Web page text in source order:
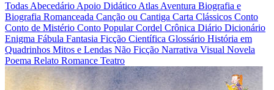
TodasAbecedárioApoio DidáticoAtlasAventura Biografia e
Biografia Romanceada Canção ou Cantiga Carta Clássicos Conto
Conto de Mistério Conto PopularCordel Crônica Diário Dicionário
Enigma Fábula Fantasia Ficção Científica Glossário História em
Quadrinhos Mitos e Lendas Não Ficção Narrativa Visual Novela
Poema Relato Romance Teatro